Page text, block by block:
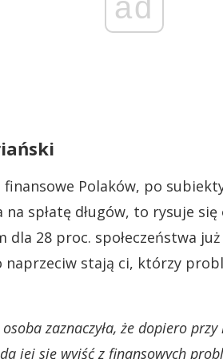
Polaków, po
spłatę długów, to rysuje
dla 28 proc. społeczeństwa
stają ci, którzy
zaznaczyła, że dopiero
jej się wyjść z finansowych